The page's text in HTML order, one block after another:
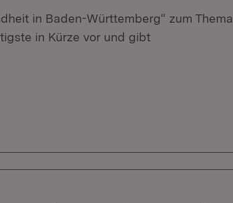
in Baden-Württemberg“ zum Thema
in Kürze vor und gibt